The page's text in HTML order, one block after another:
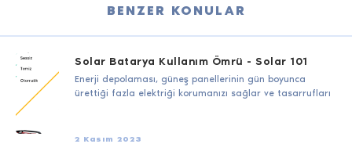
BENZER KONULAR
Solar Batarya Kullanım Ömrü - Solar 101
Enerji depolaması, güneş panellerinin gün boyunca
ürettiği fazla elektriği korumanızı sağlar ve tasarrufları
2 Kasım 2023